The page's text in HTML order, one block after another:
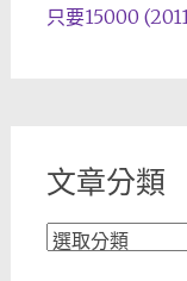
只要15000
文章分類
文